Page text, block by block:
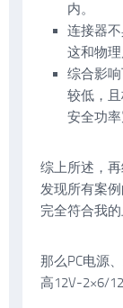
内。
连接器
这和物理
综合影
较低，
安全功率
综上所述，
发现所有案
完全符合我的
那么PC电源
高12V-2×6/